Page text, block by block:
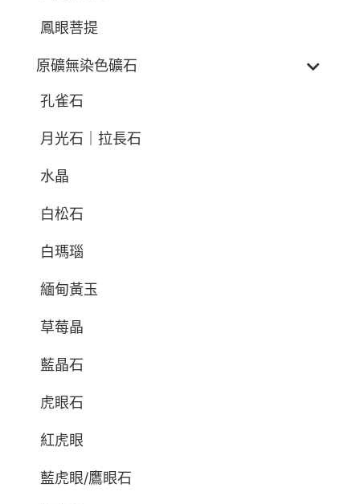
鳳眼菩提
原礦無染色礦石
孔雀石
月光石｜拉長石
水晶
白松石
白瑪瑙
緬甸黃玉
草莓晶
藍晶石
虎眼石
紅虎眼
藍虎眼/鷹眼石